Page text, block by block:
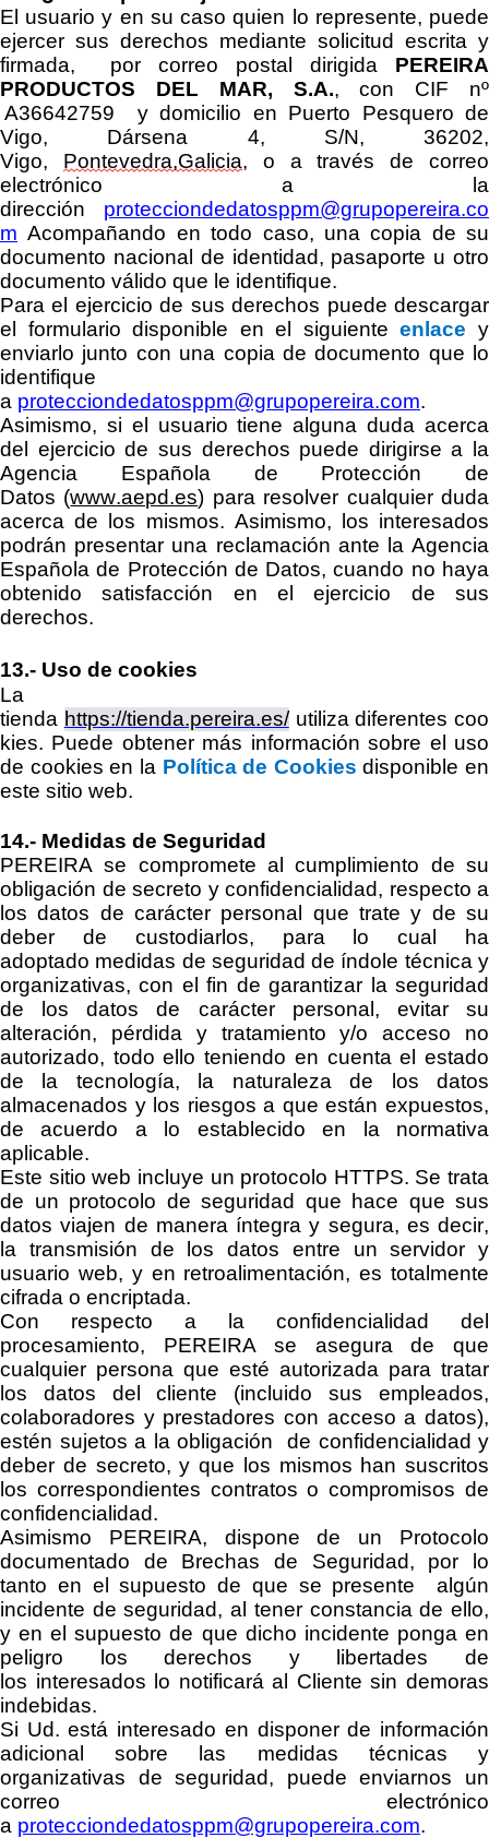
El usuario y en su caso quien lo represente, puede
ejercer sus derechos mediante solicitud escrita y
firmada,
por correo postal dirigida PEREIRA
PRODUCTOS DEL MAR, S.A., con CIF nº
A36642759 y domicilio en Puerto Pesquero de
Vigo, Dársena 4, S/N, 36202,
Vigo, Pontevedra,Galicia, o a través de correo
electrónico a la
dirección protecciondedatosppm@grupopereira.co
m Acompañando en todo caso, una copia de su
documento nacional de identidad, pasaporte u otro
documento válido que le identifique.
Para el ejerciciode sus derechos puede descargar
el formulario disponible en el siguienteenlacey
enviarlo junto con una copia de documento que lo
identifique
a protecciondedatosppm@grupopereira.com.
Asimismo, si el usuario tiene alguna duda acerca
del ejercicio de sus derechos puede dirigirse a la
Agencia Española de Protección de
Datos (www.aepd.es) para resolver cualquier duda
acerca de los mismos. Asimismo, los interesados
podrán presentar una reclamación ante la Agencia
Española de Protección de Datos, cuando no haya
obtenido satisfacción en el ejercicio de sus
derechos.
13.- Uso de cookies
La
tienda https://tienda.pereira.es/ utilizadiferentes coo
kies. Puede obtener más información sobre el uso
de cookies en la Política de Cookies disponible en
este sitio web.
14.- Medidas de Seguridad
PEREIRA se compromete al cumplimiento de su
obligación de secreto y confidencialidad, respecto a
los datos de carácter personal que tratey de su
deber de custodiarlos, para lo cual ha
adoptado medidas de seguridadde índole técnica y
organizativas, con el fin de garantizar la seguridad
de
los datos de carácter personal, evitar su
alteración, pérdida y tratamiento y/o acceso no
autorizado, todo ello teniendo en cuenta el estado
de la tecnología, la naturaleza de los datos
almacenados y los riesgos a que están expuestos,
de acuerdo a lo establecidoen la normativa
aplicable.
Este sitio web incluye un protocolo HTTPS. Se trata
de un protocolo de seguridad que hace que sus
datos viajen de manera íntegra y segura, es decir,
la transmisión de los datos entre un servidor y
usuario web, y en retroalimentación, es totalmente
cifrada o encriptada.
Con respecto a la confidencialidad del
procesamiento, PEREIRA se asegura de que
cualquier persona que esté autorizada para tratar
los datos del cliente (incluido sus empleados,
colaboradores y prestadores con acceso a datos),
estén sujetos a la obligación de confidencialidad y
deber de secreto, y que los mismos han suscritos
los correspondientes contratos o compromisos de
confidencialidad.
Asimismo PEREIRA, dispone de un Protocolo
documentado de Brechas de Seguridad, por lo
tanto en el supuesto de que se presente algún
incidente de seguridad, al tener constancia de ello,
y en el supuesto de que dicho incidente ponga en
peligro los derechos y libertades de
los interesados lo notificaráa l Cliente sin demoras
indebidas.
Si Ud. está interesado en disponer de información
adicional sobre las medidas técnicas y
organizativas de seguridad, puede enviarnos un
correo electrónico
a protecciondedatosppm@grupopereira.com.